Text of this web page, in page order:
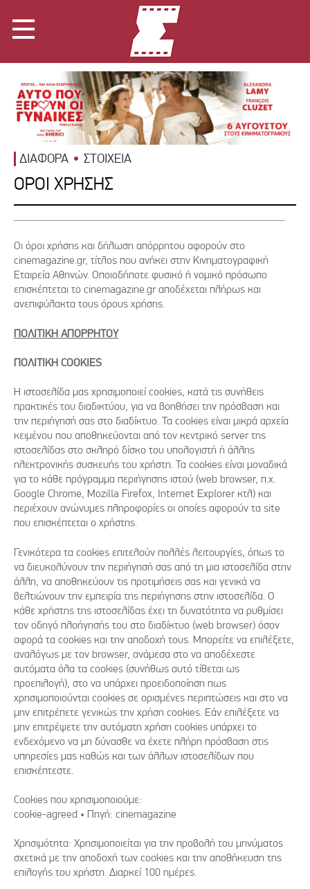
ΔΙΑΦΟΡΑ ΣΤΟΙΧΕΙΑ
ΟΡΟΙ ΧΡΗΣΗΣ
Οι όροι χρήσης και δήλωση απόρρητου αφορούν στο
cinemagazine.gr, τίτλος που ανήκει στην Κινηματογραφική
Εταιρεία Αθηνών. Οποιοδήποτε φυσικό ή νομικό πρόσωπο
επισκέπτεται το cinemagazine.gr αποδέχεται πλήρως και
ανεπιφύλακτα τους όρους χρήσης.
ΠΟΛΙΤΙΚΗ ΑΠΟΡΡΗΤΟΥ
ΠΟΛΙΤΙΚΗ COOKIES
Η ιστοσελίδα μας χρησιμοποιεί cookies, κατά τις συνήθεις
πρακτικές του διαδικτύου, για να βοηθήσει την πρόσβαση και
την περιήγησή σας στο διαδίκτυο. Τα cookies είναι μικρά αρχεία
κειμένου που αποθηκεύονται από τον κεντρικό server της
ιστοσελίδας στο σκληρό δίσκο του υπολογιστή ή άλλης
ηλεκτρονικής συσκευής του χρήστη. Τα cookies είναι μοναδικά
για το κάθε πρόγραμμα περιήγησης ιστού (web browser, π.χ.
Google Chrome, Mozilla Firefox, Internet Explorer κτλ) και
περιέχουν ανώνυμες πληροφορίες οι οποίες αφορούν τα site
που επισκέπτεται ο χρήστης.
Γενικότερα τα cookies επιτελούν πολλές λειτουργίες, όπως το
να διευκολύνουν την περιήγησή σας από τη μια ιστοσελίδα στην
άλλη, να αποθηκεύουν τις προτιμήσεις σας και γενικά να
βελτιώνουν την εμπειρία της περιήγησης στην ιστοσελίδα. Ο
κάθε χρήστης της ιστοσελίδας έχει τη δυνατότητα να ρυθμίσει
τον οδηγό πλοήγησής του στο διαδίκτυο (web browser) όσον
αφορά τα cookies και την αποδοχή τους. Μπορείτε να επιλέξετε,
αναλόγως με τον browser, ανάμεσα στο να αποδέχεστε
αυτόματα όλα τα cookies (συνήθως αυτό τίθεται ως
προεπιλογή), στο να υπάρχει προειδοποίηση πως
χρησιμοποιούνται cookies σε ορισμένες περιπτώσεις και στο να
μην επιτρέπετε γενικώς την χρήση cookies. Εάν επιλέξετε να
μην επιτρέψετε την αυτόματη χρήση cookies υπάρχει το
ενδεχόμενο να μη δύνασθε να έχετε πλήρη πρόσβαση στις
υπηρεσίες μας καθώς και των άλλων ιστοσελίδων που
επισκέπτεστε.
Cookies που χρησιμοποιούμε:
cookie-agreed • Πηγή: cinemagazine
Χρησιμότητα: Χρησιμοποιείται για την προβολή του μηνύματος
σχετικά με την αποδοχή των cookies και την αποθήκευση της
επιλογής του χρήστη. Διαρκεί 100 ημέρες.